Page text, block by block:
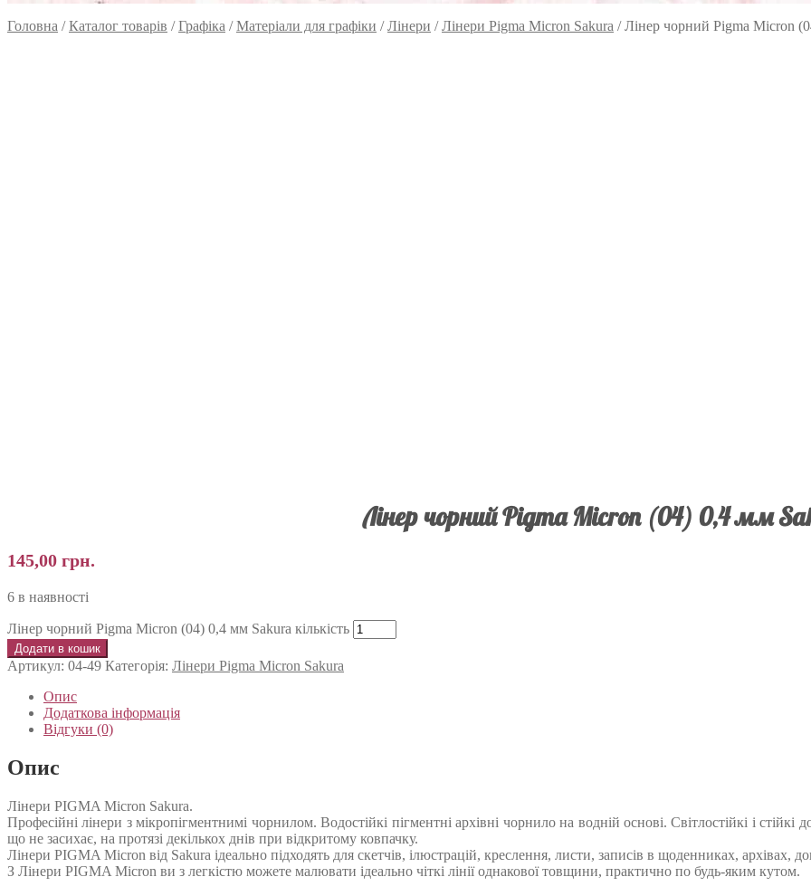
Головна /Каталог товарів /Графіка /Матеріали для графіки /Лінери /Лінери Pigma Micron Sakura /Лінер чорний Pigma Micron
Лінер чорний Pigma Micron (04) 0,4 мм
145,00 грн.
6 в наявності
Лінер чорний Pigma Micron (04) 0,4 мм Sakura кількість
Додати в кошик
Артикул: 04-49 Категорія: Лінери Pigma Micron Sakura
Опис
Додаткова інформація
Відгуки (0)
Опис
Лінери PIGMA Micron Sakura.
Професійні лінери з мікропігментнимі чорнилом. Водостійкі пігментні архівні чорнило на водній основі. Світлостійкі і
що не засихає, на протязі декількох днів при відкритому ковпачку.
Лінери PIGMA Micron від Sakura ідеально підходять для скетчів, ілюстрацій, креслення, листи, записів в щоденниках, архівах,
З Лінери PIGMA Micron ви з легкістю можете малювати ідеально чіткі лінії однакової товщини, практично по будь-яким кутом.